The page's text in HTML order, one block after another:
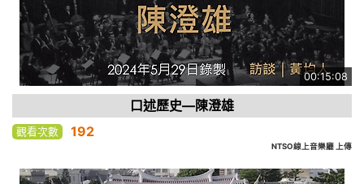
00:15:08
口述歷史—陳澄雄
觀看次數 192
NTSO線上音樂廳 上傳